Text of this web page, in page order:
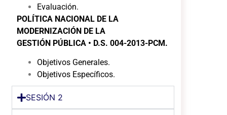
Evaluación.
POLÍTICA NACIONAL DE LA
MODERNIZACIÓN DE LA
GESTIÓN PÚBLICA • D.S. 004-2013-PCM.
Objetivos Generales.
Objetivos Específicos.
SESIÓN 2